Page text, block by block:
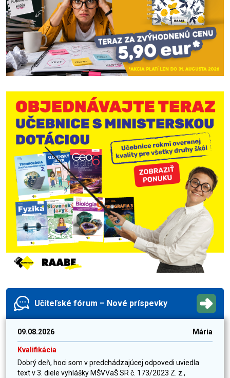
Učiteľské fórum – Nové príspevky
09.08.2026 Mária
Kvalifikácia
Dobrý deň, hoci som v predchádzajúcej odpovedi uviedla
text v 3. diele vyhlášky MŠVVaŠ SR č. 173/2023 Z. z.,